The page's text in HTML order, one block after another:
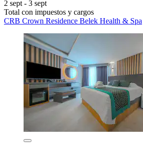
2 sept - 3 sept
Total con impuestos y cargos
CRB Crown Residence Belek Health & Spa